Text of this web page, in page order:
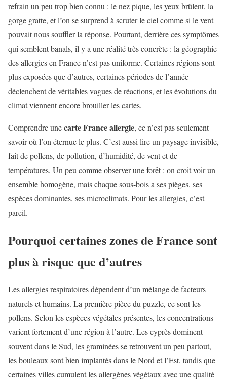
refrain un peu trop bien connu : le nez pique, les yeux brûlent, la
gorge gratte, et l’on se surprend à scruter le ciel comme si le vent
pouvait nous souffler la réponse. Pourtant, derrière ces symptômes
qui semblent banals, il y a une réalité très concrète : la géographie
des allergies en France n’est pas uniforme. Certaines régions sont
plus exposées que d’autres, certaines périodes de l’année
déclenchent de véritables vagues de réactions, et les évolutions du
climat viennent encore brouiller les cartes.
Comprendre unecarte France allergie, ce n’est pas seulement
savoir où l’on éternue le plus. C’est aussi lire un paysage invisible,
fait de pollens, de pollution, d’humidité, de vent et de
températures. Un peu comme observer une forêt : on croit voir un
ensemble homogène, mais chaque sous-bois a ses pièges, ses
espèces dominantes, ses microclimats. Pour les allergies, c’est
pareil.
Pourquoi certaines zones de France sont
plus à risque que d’autres
Les allergies respiratoires dépendent d’un mélange de facteurs
naturels et humains. La première pièce du puzzle, ce sont les
pollens. Selon les espèces végétales présentes, les concentrations
varient fortement d’une région à l’autre. Les cyprès dominent
souvent dans le Sud, les graminées se retrouvent un peu partout,
les bouleaux sont bien implantés dans le Nord et l’Est, tandis que
certaines villes cumulent les allergènes végétaux avec une qualité